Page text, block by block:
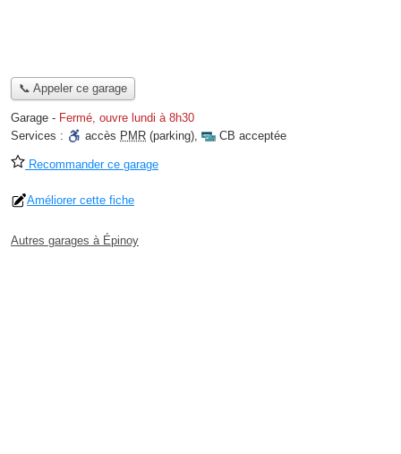
📞 Appeler ce garage
Garage - Fermé, ouvre lundi à 8h30
Services :
accès PMR (parking), CB acceptée
Recommander ce garage
Améliorer cette fiche
Autres garages à Épinoy